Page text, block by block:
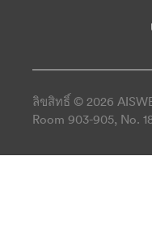
ลิขสิทธิ์ © 2026
Room 903-905, No.